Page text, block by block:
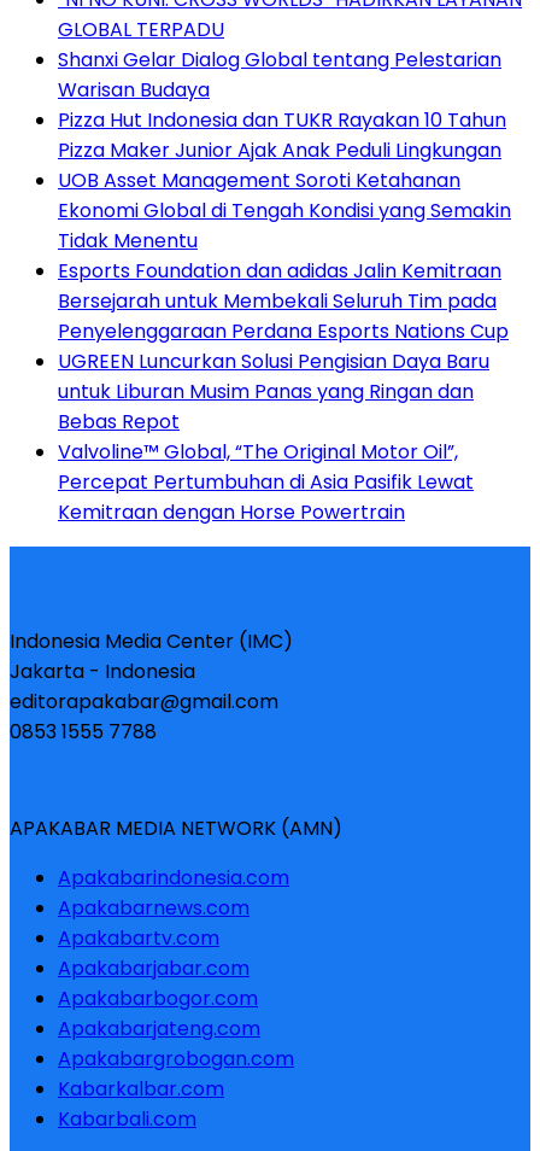
GLOBAL TERPADU
Shanxi Gelar Dialog Global tentang Pelestarian
Warisan Budaya
Pizza Hut Indonesia dan TUKR Rayakan 10 Tahun
Pizza Maker Junior Ajak Anak Peduli Lingkungan
UOB Asset Management Soroti Ketahanan
Ekonomi Global di Tengah Kondisi yang Semakin
Tidak Menentu
Esports Foundation dan adidas Jalin Kemitraan
Bersejarah untuk Membekali Seluruh Tim pada
Penyelenggaraan Perdana Esports Nations Cup
UGREEN Luncurkan Solusi Pengisian Daya Baru
untuk Liburan Musim Panas yang Ringan dan
Bebas Repot
Valvoline™ Global, “The Original Motor Oil”,
Percepat Pertumbuhan di Asia Pasifik Lewat
Kemitraan dengan Horse Powertrain
Indonesia Media Center (IMC)
Jakarta - Indonesia
editorapakabar@gmail.com
0853 1555 7788
APAKABAR MEDIA NETWORK (AMN)
Apakabarindonesia.com
Apakabarnews.com
Apakabartv.com
Apakabarjabar.com
Apakabarbogor.com
Apakabarjateng.com
Apakabargrobogan.com
Kabarkalbar.com
Kabarbali.com